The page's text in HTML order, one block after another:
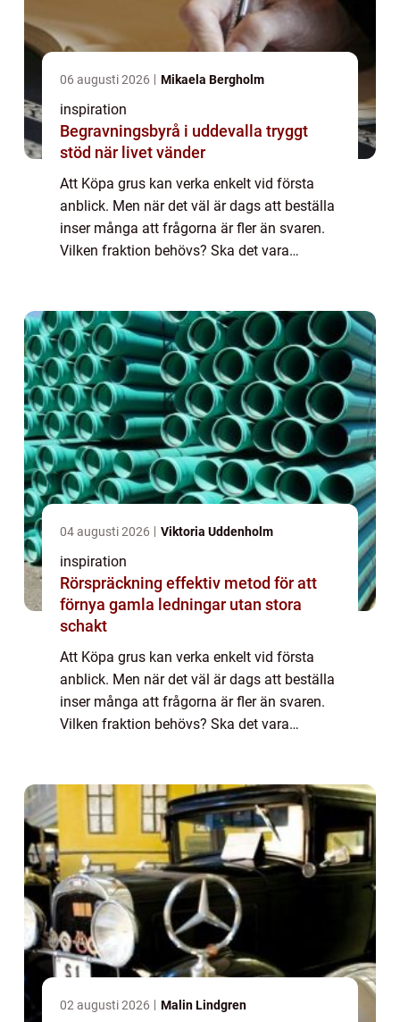
06 augusti 2026 Mikaela Bergholm
inspiration
Begravningsbyrå i uddevalla tryggt
stöd när livet vänder
Att Köpa grus kan verka enkelt vid första
anblick. Men när det väl är dags att beställa
inser många att frågorna är fler än svaren.
Vilken fraktion behövs? Ska det vara
04 augusti 2026 Viktoria Uddenholm
inspiration
Rörspräckning effektiv metod för att
förnya gamla ledningar utan stora
schakt
Att Köpa grus kan verka enkelt vid första
anblick. Men när det väl är dags att beställa
inser många att frågorna är fler än svaren.
Vilken fraktion behövs? Ska det vara
02 augusti 2026 Malin Lindgren